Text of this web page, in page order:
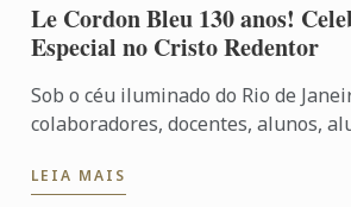
Le Cordon Bleu 130 anos!
Especial no Cristo Redentor
Sob o céu iluminado do Rio de
colaboradores, docentes, alunos,
simboliza nossa ...
LEIA MAIS